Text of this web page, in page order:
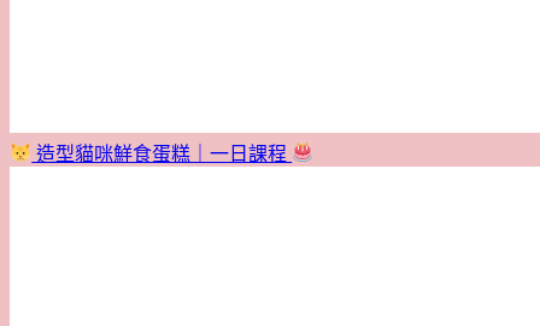
造型貓咪鮮食蛋糕｜一日課程